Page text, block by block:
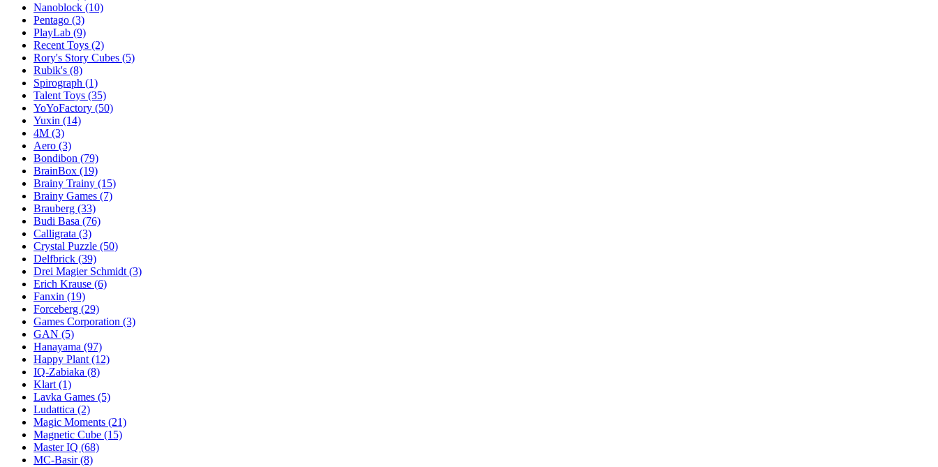
Nanoblock (10)
Pentago (3)
PlayLab (9)
Recent Toys (2)
Rory's Story Cubes (5)
Rubik's (8)
Spirograph (1)
Talent Toys (35)
YoYoFactory (50)
Yuxin (14)
4M (3)
Aero (3)
Bondibon (79)
BrainBox (19)
Brainy Trainy (15)
Brainy Games (7)
Brauberg (33)
Budi Basa (76)
Calligrata (3)
Crystal Puzzle (50)
Delfbrick (39)
Drei Magier Schmidt (3)
Erich Krause (6)
Fanxin (19)
Forceberg (29)
Games Corporation (3)
GAN (5)
Hanayama (97)
Happy Plant (12)
IQ-Zabiaka (8)
Klart (1)
Lavka Games (5)
Ludattica (2)
Magic Moments (21)
Magnetic Cube (15)
Master IQ (68)
MC-Basir(8)